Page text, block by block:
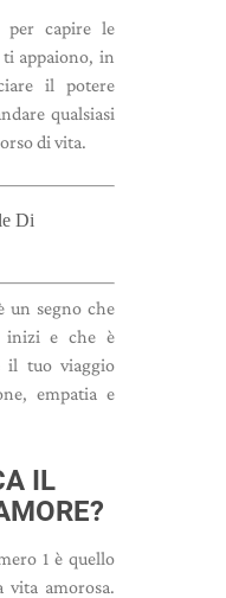
per capire le
ti appaiono, in
il potere
qualsiasi
di vita.
Di
un segno che
inizi e che è
il tuo viaggio
empatia e
IL
1 è quello
amorosa.